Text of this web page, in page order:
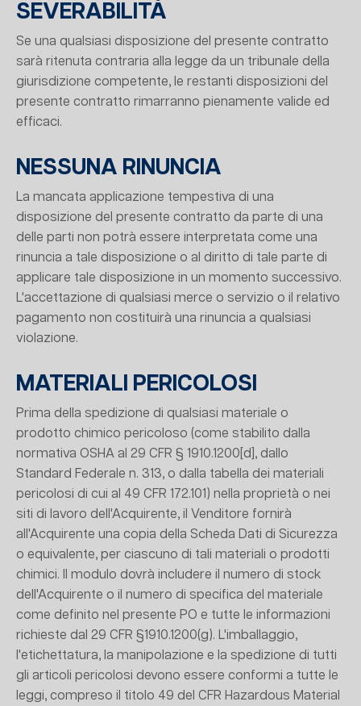
SEVERABILITÀ
Se una qualsiasi disposizione del presente contratto
sarà ritenuta contraria alla legge da un tribunale della
giurisdizione competente, le restanti disposizioni del
presente contratto rimarranno pienamente valide ed
efficaci.
NESSUNA RINUNCIA
La mancata applicazione tempestiva di una
disposizione del presente contratto da parte di una
delle parti non potrà essere interpretata come una
rinuncia a tale disposizione o al diritto di tale parte di
applicare tale disposizione in un momento successivo.
L'accettazione di qualsiasi merce o servizio o il relativo
pagamento non costituirà una rinuncia a qualsiasi
violazione.
MATERIALI PERICOLOSI
Prima della spedizione di qualsiasi materiale o
prodotto chimico pericoloso (come stabilito dalla
normativa OSHA al 29 CFR § 1910.1200[d], dallo
Standard Federale n. 313, o dalla tabella dei materiali
pericolosi di cui al 49 CFR 172.101) nella proprietà o nei
siti di lavoro dell'Acquirente, il Venditore fornirà
all'Acquirente una copia della Scheda Dati di Sicurezza
o equivalente, per ciascuno di tali materiali o prodotti
chimici. Il modulo dovrà includere il numero di stock
dell'Acquirente o il numero di specifica del materiale
come definito nel presente PO e tutte le informazioni
richieste dal 29 CFR §1910.1200(g). L'imballaggio,
l'etichettatura, la manipolazione e la spedizione di tutti
gli articoli pericolosi devono essere conformi a tutte le
leggi, compreso il titolo 49 del CFR Hazardous Material